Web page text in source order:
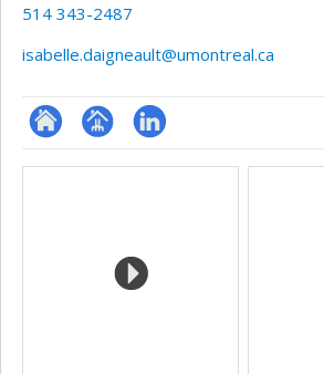
514 343-2487
isabelle.daigneault@umontreal.ca
ResearchGate
Page LinkedIn
Médias